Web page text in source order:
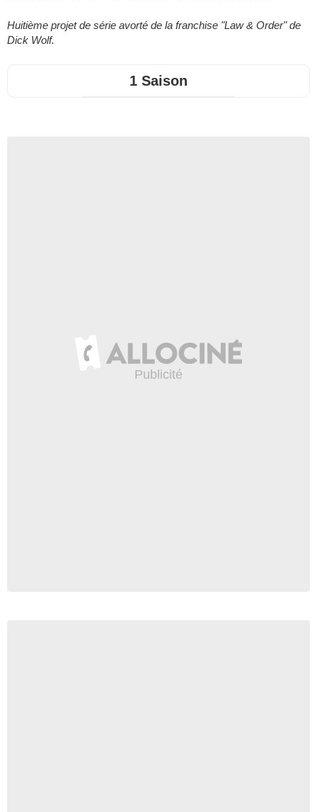
Huitième projet de série avorté de la franchise "Law & Order" de
Dick Wolf.
1 Saison